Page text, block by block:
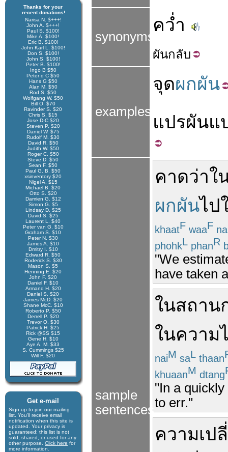
Thanks for your
recent donations!
Narisa N. $+++!
John A. $+++!
Paul S. $100!
Mike A. $100!
Eric B. $100!
John Karl L. $100!
Don S. $100!
John S. $100!
Peter B. $100!
Ingo B $50
Peter d C $50
Hans G $50
Alan M. $50
Rod S. $50
Wolfgang W. $50
Bill O. $70
Ravinder S. $20
Chris S. $15
Jose D-C $20
Steven P. $20
Daniel W. $75
Rudolf M. $30
David R. $50
Judith W. $50
Roger C. $50
Steve D. $50
Sean F. $50
Paul G. B. $50
xsinventory $20
Nigel A. $15
Michael B. $20
Otto S. $20
Damien G. $12
Simon G. $5
Lindsay D. $25
David S. $25
Laurent L. $40
Peter van G. $10
Graham S. $10
Peter N. $30
James A. $10
Dmitry I. $10
Edward R. $50
Roderick S. $30
Mason S. $5
Henning E. $20
John F. $20
Daniel F. $10
Armand H. $20
Daniel S. $20
James McD. $20
Shane McC. $10
Roberto P. $50
Derrell P. $20
Trevor O. $30
Patrick H. $25
Rick @SS $15
Gene H. $10
Aye A. M. $33
S. Cummings $25
Will F. $20
Get e-mail
Sign-up to join our mail­ing
list. You'll receive e­mail
notification when this site is
updated. Your privacy is
guaran­teed; this list is not
sold, shared, or used for any
other purpose. Click here for
more infor­mation.
synonyms
คว่ำ
ผันกลับ
examples
จุดผกผัน
แปรผันแ
sample
sentences
คาดว่าใ
ผกผันไป
khaatF waaF
phohkL phanR
"We
have taken
ในสถาน
ในความ
naiM saL thaan
khuaanM dtang
"In a
to err."
ความเป